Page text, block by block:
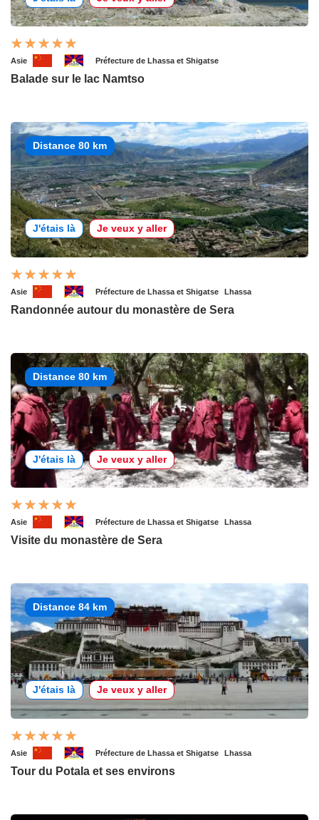
Asie Préfecture de Lhassa et Shigatse
Balade sur le lac Namtso
Distance 80 km
J'étais là Je veux y aller
Asie Préfecture de Lhassa et Shigatse Lhassa
Randonnée autour du monastère de Sera
Distance 80 km
J'étais là Je veux y aller
Asie Préfecture de Lhassa et Shigatse Lhassa
Visite du monastère de Sera
Distance 84 km
J'étais là Je veux y aller
Asie Préfecture de Lhassa et Shigatse Lhassa
Tour du Potala et ses environs